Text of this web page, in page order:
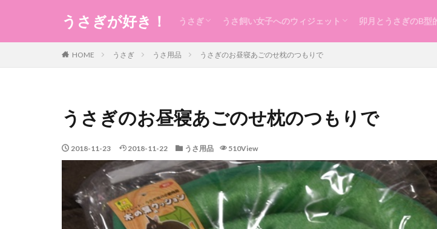
うさぎが好き！ うさぎ うさ飼い女子へのウィジェット 卯月とうさぎのB型
HOME うさぎ うさ用品 うさぎのお昼寝あごのせ枕のつもりで
うさぎのお昼寝あごのせ枕のつもりで
2018-11-23 2018-11-22 うさ用品 510View